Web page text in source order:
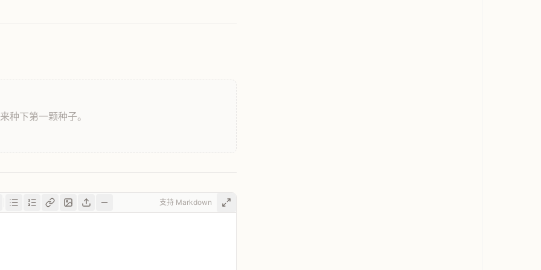
种下第一颗种子。
支持 Markdown